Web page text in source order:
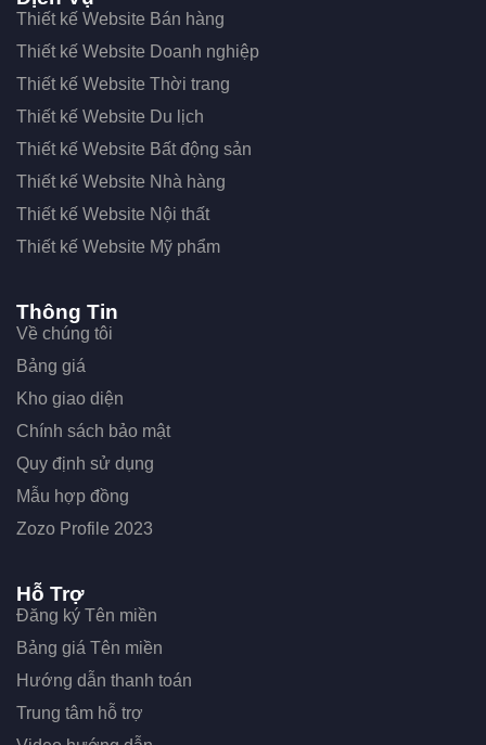
Thiết kế Website Bán hàng
Thiết kế Website Doanh nghiệp
Thiết kế Website Thời trang
Thiết kế Website Du lịch
Thiết kế Website Bất động sản
Thiết kế Website Nhà hàng
Thiết kế Website Nội thất
Thiết kế Website Mỹ phẩm
Thông Tin
Về chúng tôi
Bảng giá
Kho giao diện
Chính sách bảo mật
Quy định sử dụng
Mẫu hợp đồng
Zozo Profile 2023
Hỗ Trợ
Đăng ký Tên miền
Bảng giá Tên miền
Hướng dẫn thanh toán
Trung tâm hỗ trợ